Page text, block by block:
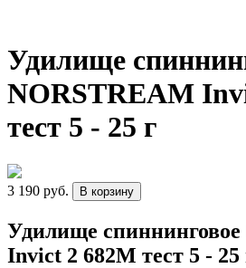
Удилище
NORSTREAM
тест 5 - 25 г
3 190 руб. В корзину
Удилище
Invict 2 682M тест 5 - 25